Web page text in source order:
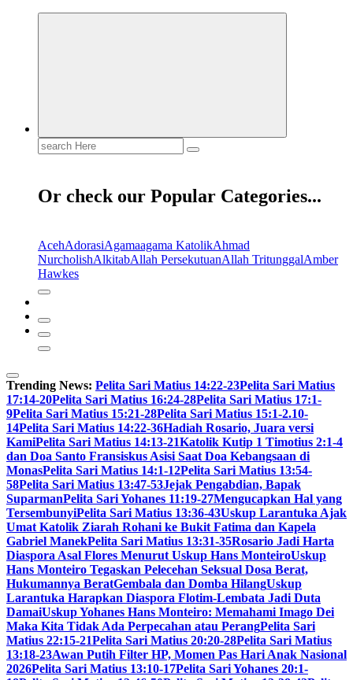
Search
for:
Or check our Popular Categories...
AcehAdorasiAgamaagama KatolikAhmad
NurcholishAlkitabAllah PersekutuanAllah TritunggalAmber
Hawkes
Trending News: Pelita Sari Matius 14:22-23Pelita Sari Matius
17:14-20Pelita Sari Matius 16:24-28Pelita Sari Matius 17:1-
9Pelita Sari Matius 15:21-28Pelita Sari Matius 15:1-2.10-
14Pelita Sari Matius 14:22-36Hadiah Rosario, Juara versi
KamiPelita Sari Matius 14:13-21Katolik Kutip 1 Timotius 2:1-4
dan Doa Santo Fransiskus Asisi Saat Doa Kebangsaan di
MonasPelita Sari Matius 14:1-12Pelita Sari Matius 13:54-
58Pelita Sari Matius 13:47-53Jejak Pengabdian, Bapak
SuparmanPelita Sari Yohanes 11:19-27Mengucapkan Hal yang
TersembunyiPelita Sari Matius 13:36-43Uskup Larantuka Ajak
Umat Katolik Ziarah Rohani ke Bukit Fatima dan Kapela
Gabriel ManekPelita Sari Matius 13:31-35Rosario Jadi Harta
Diaspora Asal Flores Menurut Uskup Hans MonteiroUskup
Hans Monteiro Tegaskan Pelecehan Seksual Dosa Berat,
Hukumannya BeratGembala dan Domba HilangUskup
Larantuka Harapkan Diaspora Flotim-Lembata Jadi Duta
DamaiUskup Yohanes Hans Monteiro: Memahami Imago Dei
Maka Kita Tidak Ada Perpecahan atau PerangPelita Sari
Matius 22:15-21Pelita Sari Matius 20:20-28Pelita Sari Matius
13:18-23Awan Putih Filter HP, Momen Pas Hari Anak Nasional
2026Pelita Sari Matius 13:10-17Pelita Sari Yohanes 20:1-